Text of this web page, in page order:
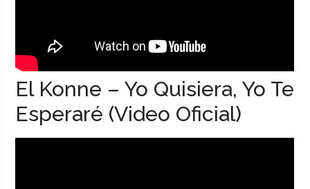
El Konne – Yo Quisiera, Yo Te
Esperaré (Video Oficial)